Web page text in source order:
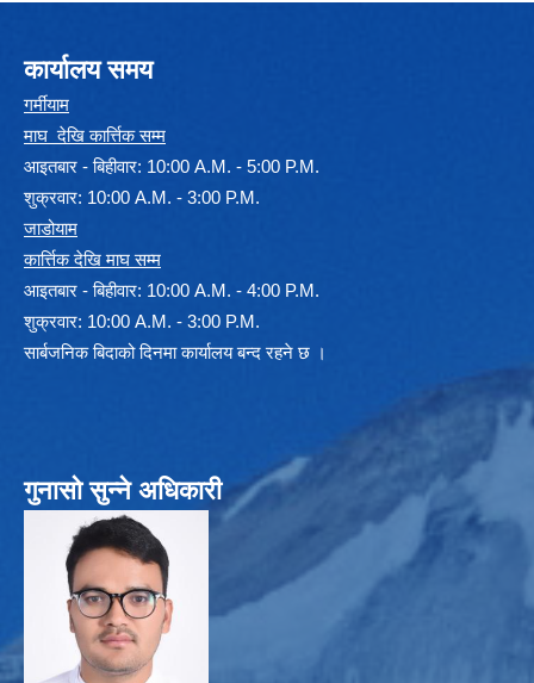
कार्यालय समय
गर्मीयाम
माघ देखि कार्त्तिक सम्म
आइतबार - बिहीवार: 10:00 A.M. - 5:00 P.M.
शुक्रवार: 10:00 A.M. - 3:00 P.M.
जाडोयाम
कार्त्तिक देखि माघ सम्म
आइतबार - बिहीवार: 10:00 A.M. - 4:00 P.M.
शुक्रवार: 10:00 A.M. - 3:00 P.M.
सार्बजनिक बिदाको दिनमा कार्यालय बन्द रहने छ ।
गुनासो सुन्ने अधिकारी